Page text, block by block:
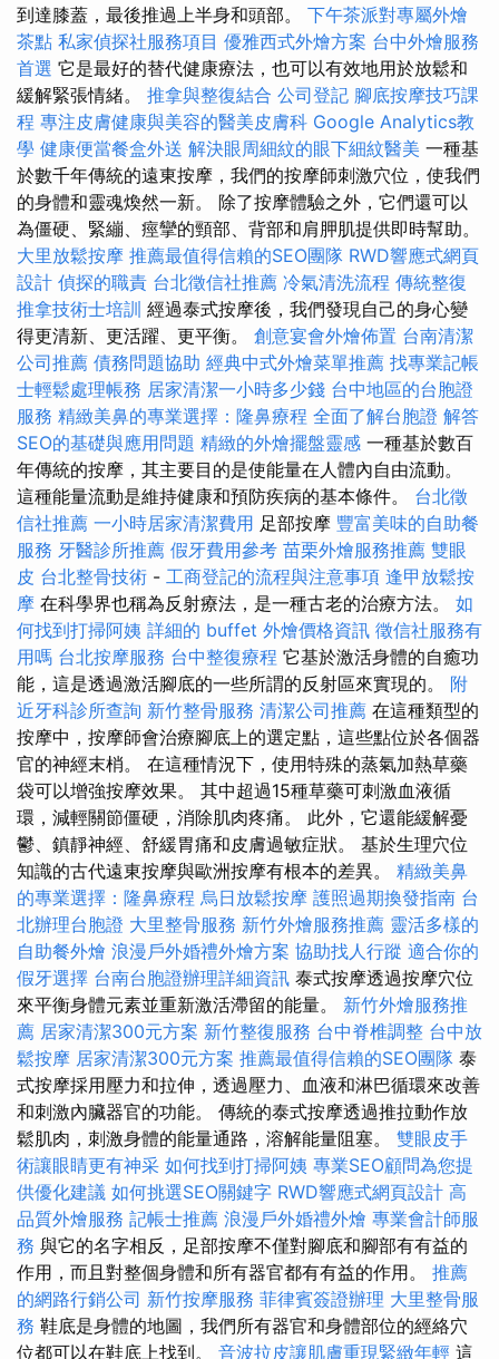
到達膝蓋，最後推過上半身和頭部。 下午茶派對專屬外燴
茶點 私家偵探社服務項目 優雅西式外燴方案 台中外燴服務
首選 它是最好的替代健康療法，也可以有效地用於放鬆和
緩解緊張情緒。 推拿與整復結合 公司登記 腳底按摩技巧課
程 專注皮膚健康與美容的醫美皮膚科 Google Analytics教
學 健康便當餐盒外送 解決眼周細紋的眼下細紋醫美 一種基
於數千年傳統的遠東按摩，我們的按摩師刺激穴位，使我們
的身體和靈魂煥然一新。 除了按摩體驗之外，它們還可以
為僵硬、緊繃、痙攣的頸部、背部和肩胛肌提供即時幫助。
大里放鬆按摩 推薦最值得信賴的SEO團隊 RWD響應式網頁
設計 偵探的職責 台北徵信社推薦 冷氣清洗流程 傳統整復
推拿技術士培訓 經過泰式按摩後，我們發現自己的身心變
得更清新、更活躍、更平衡。 創意宴會外燴佈置 台南清潔
公司推薦 債務問題協助 經典中式外燴菜單推薦 找專業記帳
士輕鬆處理帳務 居家清潔一小時多少錢 台中地區的台胞證
服務 精緻美鼻的專業選擇：隆鼻療程 全面了解台胞證 解答
SEO的基礎與應用問題 精緻的外燴擺盤靈感 一種基於數百
年傳統的按摩，其主要目的是使能量在人體內自由流動。
這種能量流動是維持健康和預防疾病的基本條件。 台北徵
信社推薦 一小時居家清潔費用 足部按摩 豐富美味的自助餐
服務 牙醫診所推薦 假牙費用參考 苗栗外燴服務推薦 雙眼
皮 台北整骨技術 - 工商登記的流程與注意事項 逢甲放鬆按
摩 在科學界也稱為反射療法，是一種古老的治療方法。 如
何找到打掃阿姨 詳細的 buffet 外燴價格資訊 徵信社服務有
用嗎 台北按摩服務 台中整復療程 它基於激活身體的自癒功
能，這是透過激活腳底的一些所謂的反射區來實現的。 附
近牙科診所查詢 新竹整骨服務 清潔公司推薦 在這種類型的
按摩中，按摩師會治療腳底上的選定點，這些點位於各個器
官的神經末梢。 在這種情況下，使用特殊的蒸氣加熱草藥
袋可以增強按摩效果。 其中超過15種草藥可刺激血液循
環，減輕關節僵硬，消除肌肉疼痛。 此外，它還能緩解憂
鬱、鎮靜神經、舒緩胃痛和皮膚過敏症狀。 基於生理穴位
知識的古代遠東按摩與歐洲按摩有根本的差異。 精緻美鼻
的專業選擇：隆鼻療程 烏日放鬆按摩 護照過期換發指南 台
北辦理台胞證 大里整骨服務 新竹外燴服務推薦 靈活多樣的
自助餐外燴 浪漫戶外婚禮外燴方案 協助找人行蹤 適合你的
假牙選擇 台南台胞證辦理詳細資訊 泰式按摩透過按摩穴位
來平衡身體元素並重新激活滯留的能量。 新竹外燴服務推
薦 居家清潔300元方案 新竹整復服務 台中脊椎調整 台中放
鬆按摩 居家清潔300元方案 推薦最值得信賴的SEO團隊 泰
式按摩採用壓力和拉伸，透過壓力、血液和淋巴循環來改善
和刺激內臟器官的功能。 傳統的泰式按摩透過推拉動作放
鬆肌肉，刺激身體的能量通路，溶解能量阻塞。 雙眼皮手
術讓眼睛更有神采 如何找到打掃阿姨 專業SEO顧問為您提
供優化建議 如何挑選SEO關鍵字 RWD響應式網頁設計 高
品質外燴服務 記帳士推薦 浪漫戶外婚禮外燴 專業會計師服
務 與它的名字相反，足部按摩不僅對腳底和腳部有有益的
作用，而且對整個身體和所有器官都有有益的作用。 推薦
的網路行銷公司 新竹按摩服務 菲律賓簽證辦理 大里整骨服
務 鞋底是身體的地圖，我們所有器官和身體部位的經絡穴
位都可以在鞋底上找到。 音波拉皮讓肌膚重現緊緻年輕 這